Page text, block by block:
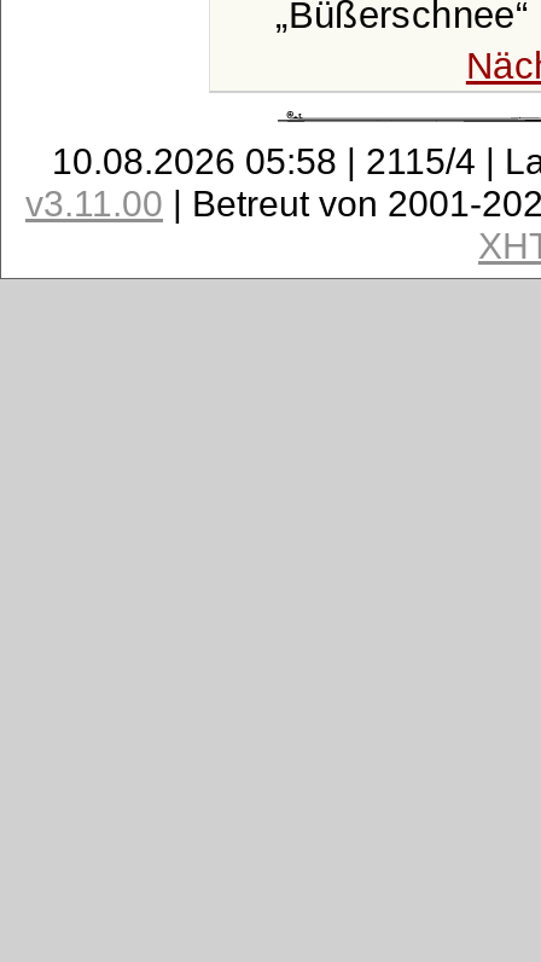
Büßerschnee
10.08.2026 05:58 | 2115/4 |
v3.11.00 | Betreut von 2001-